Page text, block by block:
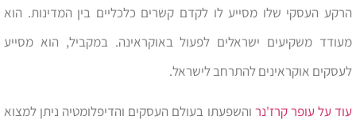
הרקע העסקי שלו מסייע לו לקדם קשרים כלכליים בין המדינות. הוא
מעודד משקיעים ישראלים לפעול באוקראינה. במקביל, הוא מסייע
לעסקים אוקראינים להתרחב לישראל.
עוד על עופר קרז'נר והשפעתו בעולם העסקים והדיפלומטיה ניתן למצוא